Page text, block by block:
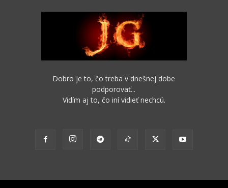
Dobro je to, čo treba v dnešnej dobe
podporovať...
Vidím aj to, čo iní vidieť nechcú.